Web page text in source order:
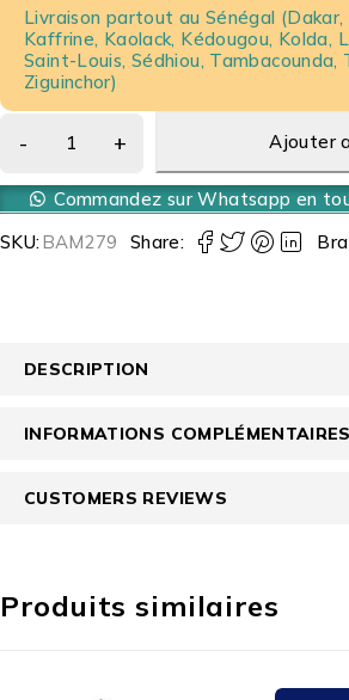
Livraison partout au Sénégal (Dakar,
Kaffrine, Kaolack, Kédougou, Kolda,
Saint-Louis, Sédhiou, Tambacounda,
Ziguinchor)
Ajouter
Commandez sur Whatsapp en
SKU:BAM279 Share:
DESCRIPTION
INFORMATIONS COMPLÉMENTAIRES
CUSTOMERS REVIEWS
Produits similaires